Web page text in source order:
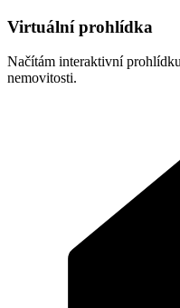
Virtuální prohlídka
Načítám interaktivní
nemovitosti.